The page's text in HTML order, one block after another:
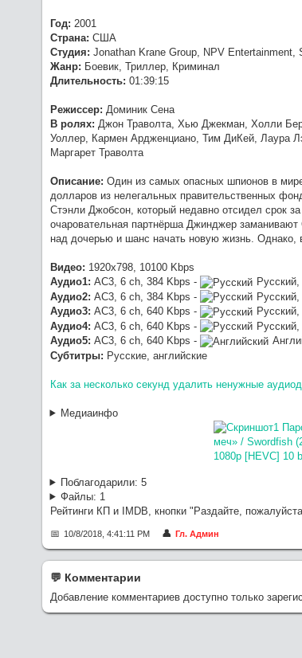
7/23/2026, 5:06:04 PM
Год: 2001
Страна: США
Студия: Jonathan Krane Group, NPV
Жанр: Боевик, Триллер, Криминал
Длительность: 01:39:15
Режиссер: Доминик Сена
В ролях: Джон Траволта, Хью Джекман, Холли
Уоллер, Кармен Ардженциано, Тим ДиКей, Лаура
Маргарет Траволта
Описание: Один из самых опасных шпионов в
долларов из нелегальных правительственных
Стэнли Джобсон, который недавно отсидел срок
очаровательная партнёрша Джинджер
над дочерью и шанс начать новую жизнь. Однако,
Видео: 1920x798, 10100 Kbps
Аудио1: AC3, 6 ch, 384 Kbps -
Аудио2: AC3, 6 ch, 384 Kbps -
Аудио3: AC3, 6 ch, 640 Kbps -
Аудио4: AC3, 6 ch, 640 Kbps -
Аудио5: AC3, 6 ch, 640 Kbps -
Субтитры: Русские, английские
Как за несколько секунд удалить ненужные
Медиаинфо
Поблагодарили:5
Файлы: 1
Рейтинги КП и IMDB, кнопки "Раздайте,
10/8/2018, 4:41:11 PM Гл. Админ
💬︎ Комментарии
Добавление комментариев доступно только